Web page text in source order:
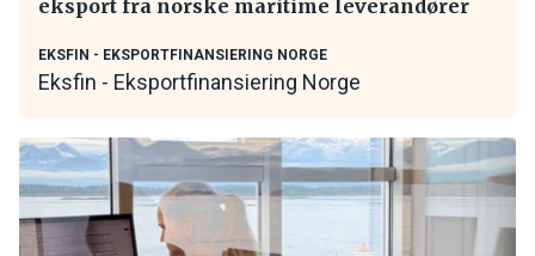
eksport fra norske maritime leverandører
EKSFIN - EKSPORTFINANSIERING NORGE
Eksfin - Eksportfinansiering Norge